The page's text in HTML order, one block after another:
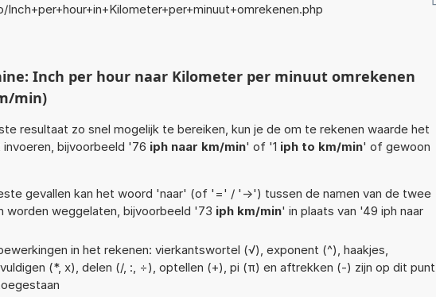
Inch+per+hour+in+Kilometer+per+minuut+omrekenen.php
Inch per hour naar Kilometer per minuut omrekenen
min)
resultaat zo snel mogelijk te bereiken, kun je de om te rekenen waarde het
bijvoorbeeld '76 iph naar km/min' of '1 iph to km/min' of gewoon
gevallen kan het woord 'naar' (of '=' / '->') tussen de namen van de twee
worden weggelaten, bijvoorbeeld '73 iph km/min' in plaats van '49 iph naar
in het rekenen: vierkantswortel (√), exponent (^), haakjes,
(*, x), delen (/, :, ÷), optellen (+), pi (π) en aftrekken (-) zijn op dit punt